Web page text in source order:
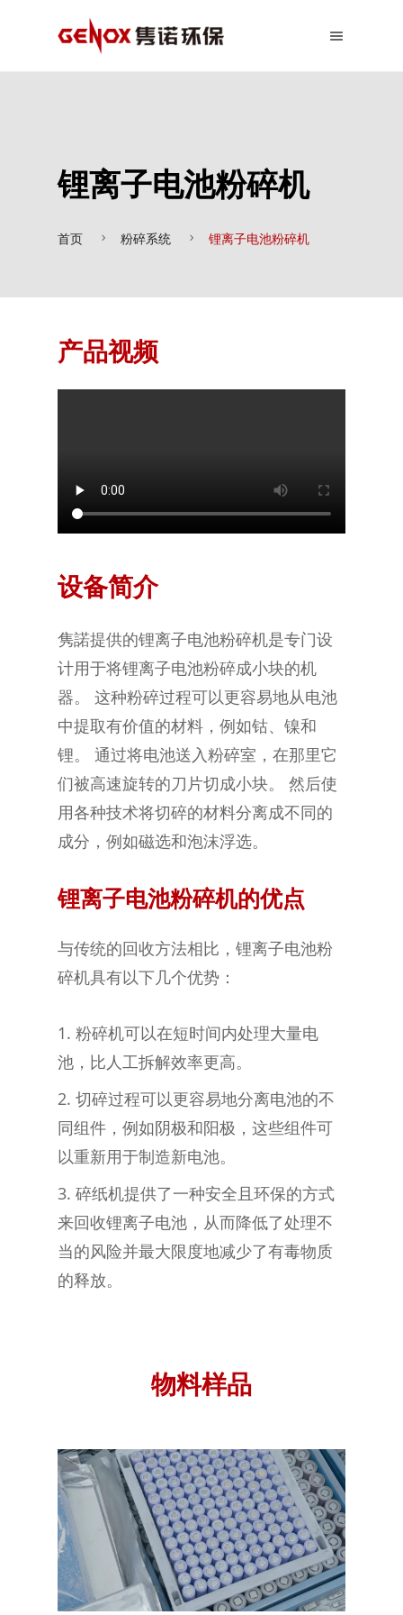
锂离子电池粉碎机
首页 粉碎系统 锂离子电池粉碎机
产品视频
设备简介
隽諾提供的锂离子电池粉碎机是专门设
计用于将锂离子电池粉碎成小块的机
器。 这种粉碎过程可以更容易地从电池
中提取有价值的材料，例如钴、镍和
锂。 通过将电池送入粉碎室，在那里它
们被高速旋转的刀片切成小块。 然后使
用各种技术将切碎的材料分离成不同的
成分，例如磁选和泡沫浮选。
锂离子电池粉碎机的优点
与传统的回收方法相比，锂离子电池粉
碎机具有以下几个优势：
粉碎机可以在短时间内处理大量电
池，比人工拆解效率更高。
切碎过程可以更容易地分离电池的不
同组件，例如阴极和阳极，这些组件可
以重新用于制造新电池。
碎纸机提供了一种安全且环保的方式
来回收锂离子电池，从而降低了处理不
当的风险并最大限度地减少了有毒物质
的释放。
物料样品